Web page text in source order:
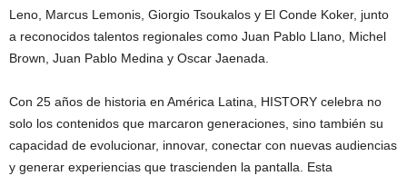
Leno, Marcus Lemonis, Giorgio Tsoukalos y El Conde Koker, junto
a reconocidos talentos regionales como Juan Pablo Llano, Michel
Brown, Juan Pablo Medina y Oscar Jaenada.
Con 25 años de historia en América Latina, HISTORY celebra no
solo los contenidos que marcaron generaciones, sino también su
capacidad de evolucionar, innovar, conectar con nuevas audiencias
y generar experiencias que trascienden la pantalla. Esta